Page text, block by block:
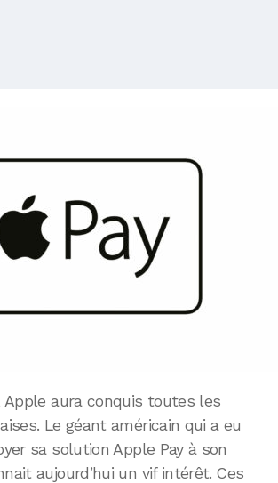
Apple aura conquis toutes les
Le géant américain qui a eu
sa solution Apple Pay à son
aujourd’hui un vif intérêt. Ces